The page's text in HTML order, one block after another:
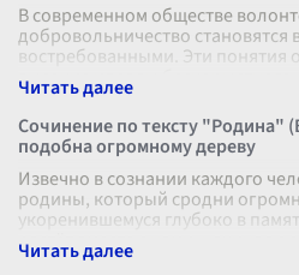
В современном обществе
добровольничество становятся
востребованными. Эти понятия
высокие идеалы бескорыстного
Сочинение по тексту "Родина"
подобна огромному дереву
Извечно в сознании каждого
родины, который сродни
укоренившемуся глубоко в
растёт вместе с нами, начиная с с